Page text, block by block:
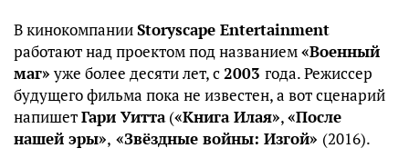
В кинокомпанииStoryscape Entertainment
работают над проектом под названием«Военный
маг»уже более десяти лет, с2003 года. Режиссер
будущего фильма пока не известен, а вот сценарий
напишетГари Уитта(«Книга Илая»,«После
нашей эры», «Звёздные войны: Изгой» (2016).